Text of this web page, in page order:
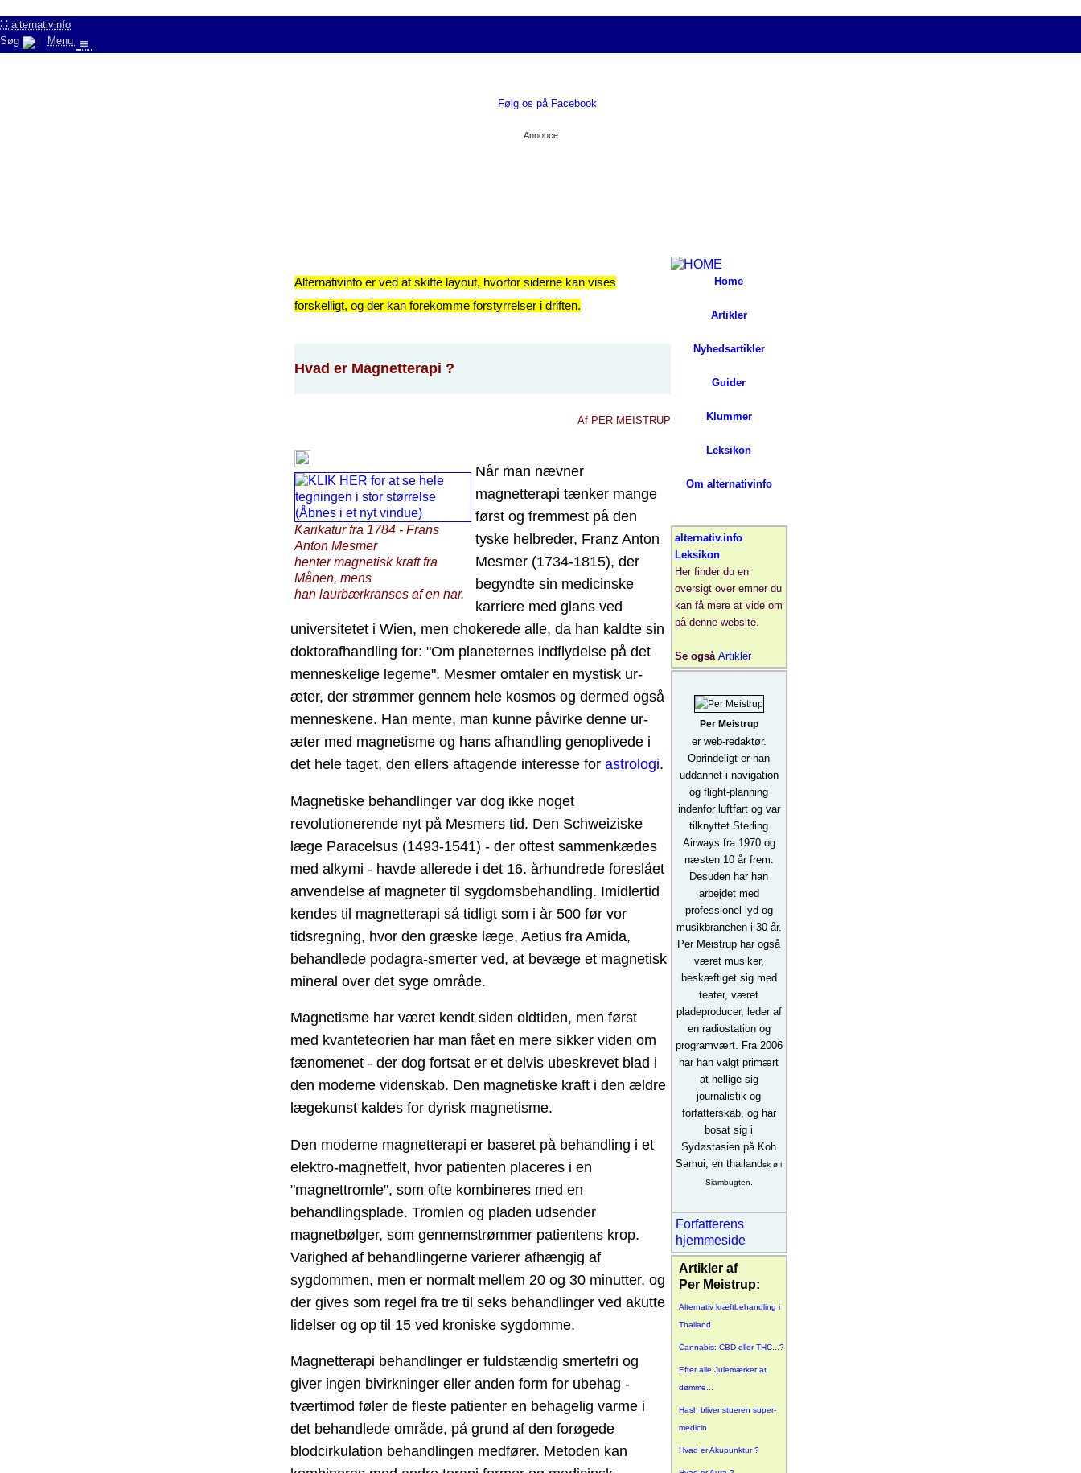
∷ alternativinfo
Søg
Menu ≡
Følg os på Facebook
Annonce
Alternativinfo er ved at skifte layout, hvorfor siderne kan vises
forskelligt, og der kan forekomme forstyrrelser i driften.
Hvad er Magnetterapi ?
Af PER MEISTRUP
Karikatur fra 1784 - Frans
Anton Mesmer
henter magnetisk kraft fra
Månen, mens
han laurbærkranses af en nar.
Når man nævner
magnetterapi tænker mange
først og fremmest på den
tyske helbreder, Franz Anton
Mesmer (1734-1815), der
begyndte sin medicinske
karriere med glans ved
universitetet i Wien, men chokerede alle, da han kaldte sin
doktorafhandling for: "Om planeternes indflydelse på det
menneskelige legeme". Mesmer omtaler en mystisk ur-
æter, der strømmer gennem hele kosmos og dermed også
menneskene. Han mente, man kunne påvirke denne ur-
æter med magnetisme og hans afhandling genoplivede i
det hele taget, den ellers aftagende interesse for astrologi.
Magnetiske behandlinger var dog ikke noget
revolutionerende nyt på Mesmers tid. Den Schweiziske
læge Paracelsus (1493-1541) - der oftest sammenkædes
med alkymi - havde allerede i det 16. århundrede foreslået
anvendelse af magneter til sygdomsbehandling. Imidlertid
kendes til magnetterapi så tidligt som i år 500 før vor
tidsregning, hvor den græske læge, Aetius fra Amida,
behandlede podagra-smerter ved, at bevæge et magnetisk
mineral over det syge område.
Magnetisme har været kendt siden oldtiden, men først
med kvanteteorien har man fået en mere sikker viden om
fænomenet - der dog fortsat er et delvis ubeskrevet blad i
den moderne videnskab. Den magnetiske kraft i den ældre
lægekunst kaldes for dyrisk magnetisme.
Den moderne magnetterapi er baseret på behandling i et
elektro-magnetfelt, hvor patienten placeres i en
"magnettromle", som ofte kombineres med en
behandlingsplade. Tromlen og pladen udsender
magnetbølger, som gennemstrømmer patientens krop.
Varighed af behandlingerne varierer afhængig af
sygdommen, men er normalt mellem 20 og 30 minutter, og
der gives som regel fra tre til seks behandlinger ved akutte
lidelser og op til 15 ved kroniske sygdomme.
Magnetterapi behandlinger er fuldstændig smertefri og
giver ingen bivirkninger eller anden form for ubehag -
tværtimod føler de fleste patienter en behagelig varme i
det behandlede område, på grund af den forøgede
blodcirkulation behandlingen medfører. Metoden kan
Home
Artikler
Nyhedsartikler
Guider
Klummer
Leksikon
Om alternativinfo
alternativ.info
Leksikon
Her finder du en
oversigt over emner du
kan få mere at vide om
på denne website.
Se også Artikler
Per Meistrup
er web-redaktør.
Oprindeligt er han
uddannet i navigation
og flight-planning
indenfor luftfart og var
tilknyttet Sterling
Airways fra 1970 og
næsten 10 år frem.
Desuden har han
arbejdet med
professionel lyd og
musikbranchen i 30 år.
Per Meistrup har også
været musiker,
beskæftiget sig med
teater, været
pladeproducer, leder af
en radiostation og
programvært. Fra 2006
har han valgt primært
at hellige sig
journalistik og
forfatterskab, og har
bosat sig i
Sydøstasien på Koh
Samui, en thailandsk ø i
Siambugten.
Forfatterens
hjemmeside
Artikler af
Per Meistrup:
Alternativ kræftbehandling i
Thailand
Cannabis: CBD eller THC...?
Efter alle Julemærker at
dømme...
Hash bliver stueren super-
medicin
Hvad er Akupunktur ?